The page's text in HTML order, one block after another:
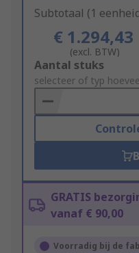
Subtotaal (1
€ 1.294,43
(excl. BTW)
Add
to
Basket
Aantal stuks
selecteer of typ
GRATIS
vanaf € 90,00
Voorradig bij de